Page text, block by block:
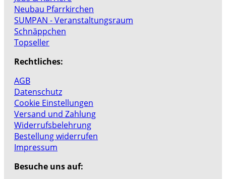
Neubau Pfarrkirchen
SUMPAN - Veranstaltungsraum
Schnäppchen
Topseller
Rechtliches:
AGB
Datenschutz
Cookie Einstellungen
Versand und Zahlung
Widerrufsbelehrung
Bestellung widerrufen
Impressum
Besuche uns auf: